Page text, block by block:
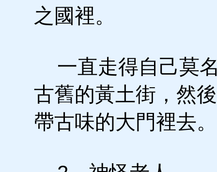
之國裡。
一直走得自己莫
古舊的黃土街，然
帶古味的大門裡去。